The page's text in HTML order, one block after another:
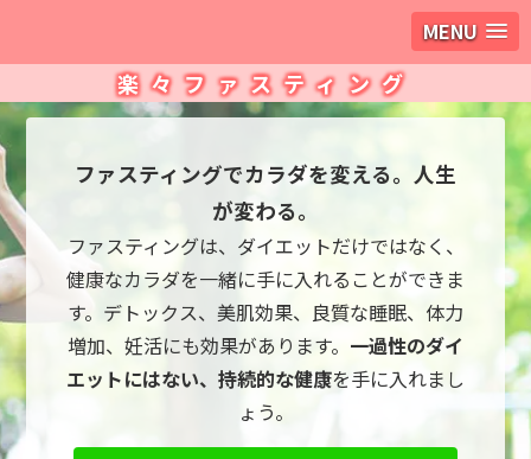
MENU
楽々ファスティング
ファスティングでカラダを変える。人生
が変わる。
ファスティングは、ダイエットだけではなく、
健康なカラダを一緒に手に入れることができま
す。デトックス、美肌効果、良質な睡眠、体力
増加、妊活にも効果があります。 一過性のダイ
エットにはない、持続的な健康を手に入れまし
ょう。